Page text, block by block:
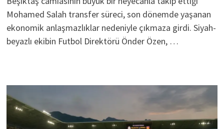
Mohamed Salah transfer süreci, son dönemde yaşanan
ekonomik anlaşmazlıklar nedeniyle çıkmaza girdi. Siyah-
beyazlı ekibin Futbol Direktörü Önder Özen, …